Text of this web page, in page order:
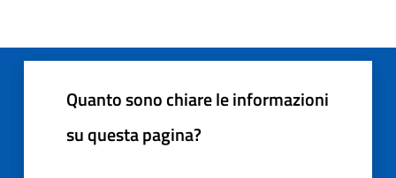
Quanto sono chiare le informazioni
su questa pagina?